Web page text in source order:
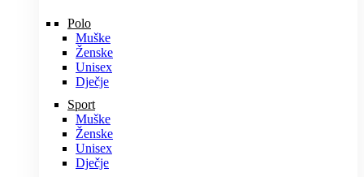
Polo
Muške
Ženske
Unisex
Dječje
Sport
Muške
Ženske
Unisex
Dječje